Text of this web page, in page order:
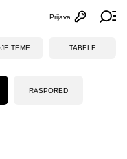
Otvori
Prijava
TEME TABELE
RASPORED